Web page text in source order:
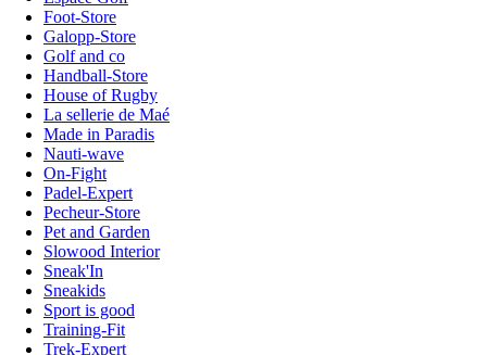
Foot-Store
Galopp-Store
Golf and co
Handball-Store
House of Rugby
La sellerie de Maé
Made in Paradis
Nauti-wave
On-Fight
Padel-Expert
Pecheur-Store
Pet and Garden
Slowood Interior
Sneak'In
Sneakids
Sport is good
Training-Fit
Trek-Expert